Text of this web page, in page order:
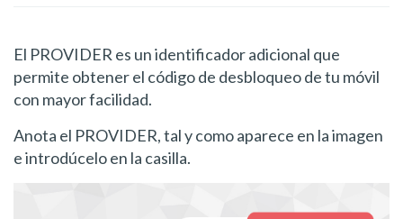
El PROVIDER es un identificador adicional que
permite obtener el código de desbloqueo de tu móvil
con mayor facilidad.
Anota el PROVIDER, tal y como aparece en la imagen
e introdúcelo en la casilla.